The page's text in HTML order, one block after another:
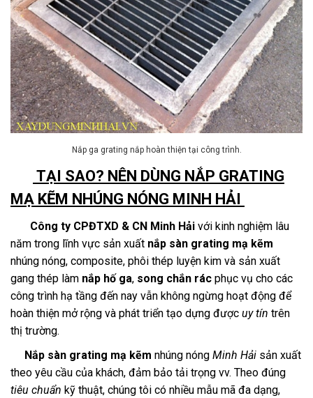
Nắp ga grating nắp hoàn thiện tại công trình.
TẠI SAO? NÊN DÙNG NẮP GRATING
MẠ KẼM NHÚNG NÓNG MINH HẢI
Công ty CPĐTXD & CN Minh Hải với kinh nghiệm lâu
năm trong lĩnh vực sản xuất nắp sàn grating mạ kẽm
nhúng nóng, composite, phôi thép luyện kim và sản xuất
gang thép làm nắp hố ga, song chắn rác phục vụ cho các
công trình hạ tầng đến nay vẫn không ngừng hoạt động để
hoàn thiện mở rộng và phát triển tạo dựng được uy tín trên
thị trường.
Nắp sàn grating mạ kẽm nhúng nóng Minh Hải sản xuất
theo yêu cầu của khách, đảm bảo tải trọng vv. Theo đúng
tiêu chuẩn kỹ thuật, chúng tôi có nhiều mẫu mã đa dạng,